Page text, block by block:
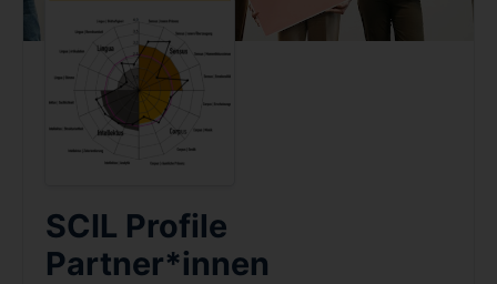
SCIL Profile
Partner*innen